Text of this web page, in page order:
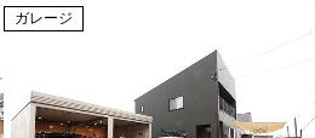
ガレージ